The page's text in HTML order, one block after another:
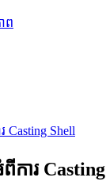
ព
Shell
រ Casting